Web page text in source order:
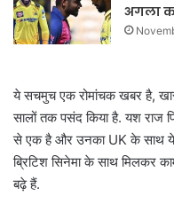
अगला
ये सचमुच एक रोमांचक खबर है,
सालों तक पसंद किया है. यश राज
से एक है और उनका UK के साथ ये
ब्रिटिश सिनेमा के साथ मिलकर
बढ़े हैं.